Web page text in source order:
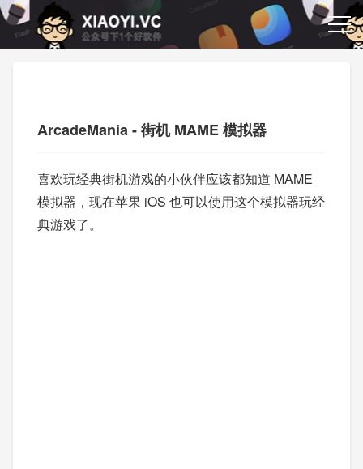
ArcadeMania - 街机 MAME 模拟器
喜欢玩经典街机游戏的小伙伴应该都知道 MAME
模拟器，现在苹果 iOS 也可以使用这个模拟器玩经
典游戏了。